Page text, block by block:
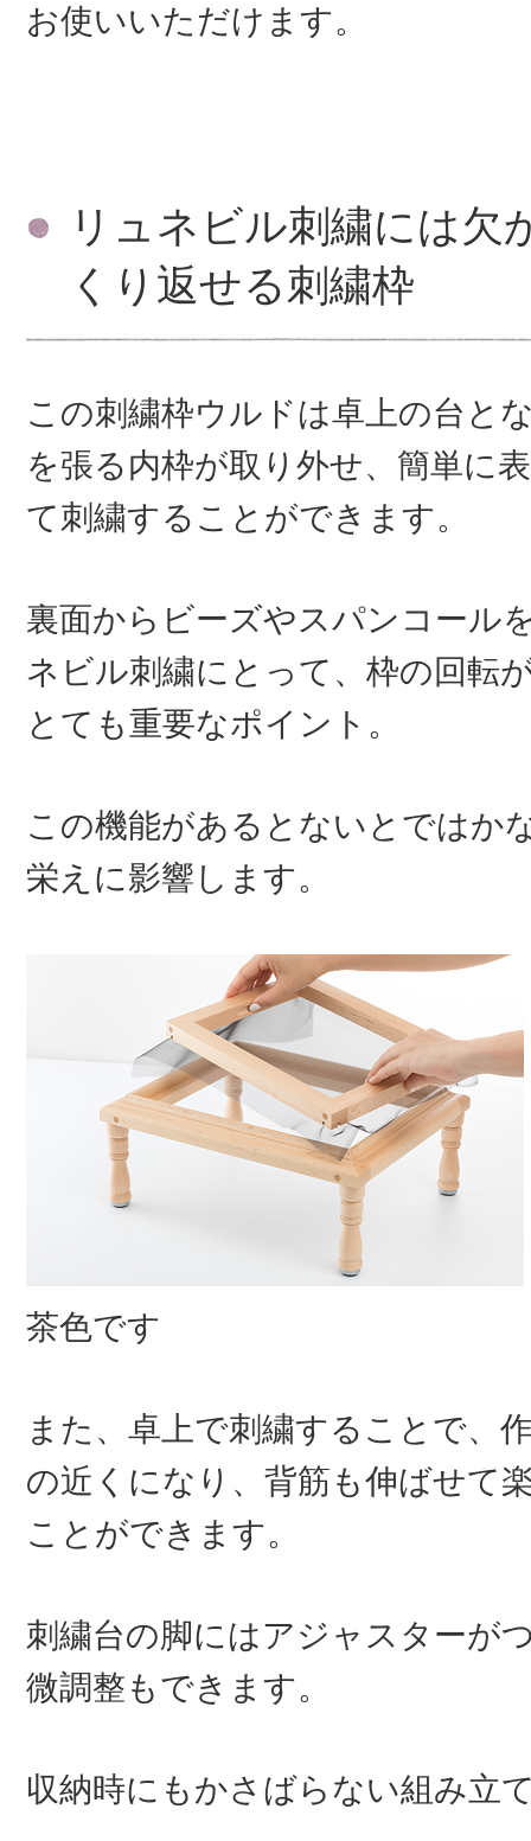
お使いいただけます。
リュネビル刺繍には欠
くり返せる刺繍枠
この刺繍枠ウルドは卓上の台と
を張る内枠が取り外せ、簡単に
て刺繍することができます。
裏面からビーズやスパンコール
ネビル刺繍にとって、枠の回転
とても重要なポイント。
この機能があるとないとではか
栄えに影響します。
茶色です
また、卓上で刺繍することで、
の近くになり、背筋も伸ばせて
ことができます。
刺繍台の脚にはアジャスターが
微調整もできます。
収納時にもかさばらない組み立